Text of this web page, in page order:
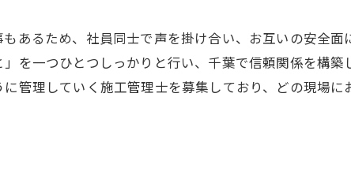
あるため、社員同士で声を掛け合い、お互いの安全面
を一つひとつしっかりと行い、千葉で信頼関係を構
管理していく施工管理士を募集しており、どの現場